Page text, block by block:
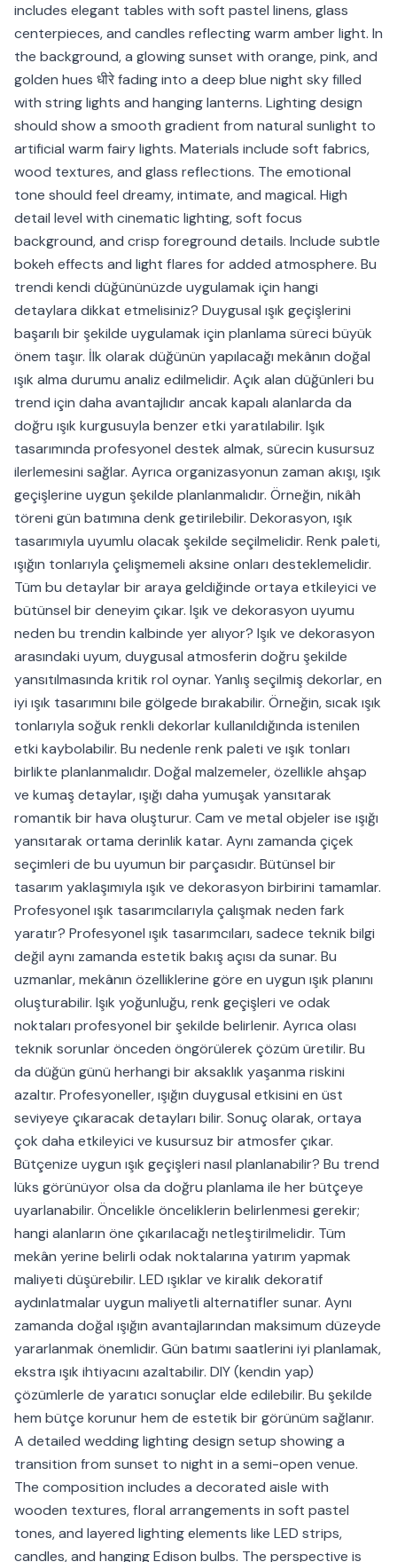
includes elegant tables with soft pastel linens, glass
centerpieces, and candles reflecting warm amber light. In
the background, a glowing sunset with orange, pink, and
golden hues धीरे fading into a deep blue night sky filled
with string lights and hanging lanterns. Lighting design
should show a smooth gradient from natural sunlight to
artificial warm fairy lights. Materials include soft fabrics,
wood textures, and glass reflections. The emotional
tone should feel dreamy, intimate, and magical. High
detail level with cinematic lighting, soft focus
background, and crisp foreground details. Include subtle
bokeh effects and light flares for added atmosphere. Bu
trendi kendi düğününüzde uygulamak için hangi
detaylara dikkat etmelisiniz? Duygusal ışık geçişlerini
başarılı bir şekilde uygulamak için planlama süreci büyük
önem taşır. İlk olarak düğünün yapılacağı mekânın doğal
ışık alma durumu analiz edilmelidir. Açık alan düğünleri bu
trend için daha avantajlıdır ancak kapalı alanlarda da
doğru ışık kurgusuyla benzer etki yaratılabilir. Işık
tasarımında profesyonel destek almak, sürecin kusursuz
ilerlemesini sağlar. Ayrıca organizasyonun zaman akışı, ışık
geçişlerine uygun şekilde planlanmalıdır. Örneğin, nikâh
töreni gün batımına denk getirilebilir. Dekorasyon, ışık
tasarımıyla uyumlu olacak şekilde seçilmelidir. Renk paleti,
ışığın tonlarıyla çelişmemeli aksine onları desteklemelidir.
Tüm bu detaylar bir araya geldiğinde ortaya etkileyici ve
bütünsel bir deneyim çıkar. Işık ve dekorasyon uyumu
neden bu trendin kalbinde yer alıyor? Işık ve dekorasyon
arasındaki uyum, duygusal atmosferin doğru şekilde
yansıtılmasında kritik rol oynar. Yanlış seçilmiş dekorlar, en
iyi ışık tasarımını bile gölgede bırakabilir. Örneğin, sıcak ışık
tonlarıyla soğuk renkli dekorlar kullanıldığında istenilen
etki kaybolabilir. Bu nedenle renk paleti ve ışık tonları
birlikte planlanmalıdır. Doğal malzemeler, özellikle ahşap
ve kumaş detaylar, ışığı daha yumuşak yansıtarak
romantik bir hava oluşturur. Cam ve metal objeler ise ışığı
yansıtarak ortama derinlik katar. Aynı zamanda çiçek
seçimleri de bu uyumun bir parçasıdır. Bütünsel bir
tasarım yaklaşımıyla ışık ve dekorasyon birbirini tamamlar.
Profesyonel ışık tasarımcılarıyla çalışmak neden fark
yaratır? Profesyonel ışık tasarımcıları, sadece teknik bilgi
değil aynı zamanda estetik bakış açısı da sunar. Bu
uzmanlar, mekânın özelliklerine göre en uygun ışık planını
oluşturabilir. Işık yoğunluğu, renk geçişleri ve odak
noktaları profesyonel bir şekilde belirlenir. Ayrıca olası
teknik sorunlar önceden öngörülerek çözüm üretilir. Bu
da düğün günü herhangi bir aksaklık yaşanma riskini
azaltır. Profesyoneller, ışığın duygusal etkisini en üst
seviyeye çıkaracak detayları bilir. Sonuç olarak, ortaya
çok daha etkileyici ve kusursuz bir atmosfer çıkar.
Bütçenize uygun ışık geçişleri nasıl planlanabilir? Bu trend
lüks görünüyor olsa da doğru planlama ile her bütçeye
uyarlanabilir. Öncelikle önceliklerin belirlenmesi gerekir;
hangi alanların öne çıkarılacağı netleştirilmelidir. Tüm
mekân yerine belirli odak noktalarına yatırım yapmak
maliyeti düşürebilir. LED ışıklar ve kiralık dekoratif
aydınlatmalar uygun maliyetli alternatifler sunar. Aynı
zamanda doğal ışığın avantajlarından maksimum düzeyde
yararlanmak önemlidir. Gün batımı saatlerini iyi planlamak,
ekstra ışık ihtiyacını azaltabilir. DIY (kendin yap)
çözümlerle de yaratıcı sonuçlar elde edilebilir. Bu şekilde
hem bütçe korunur hem de estetik bir görünüm sağlanır.
A detailed wedding lighting design setup showing a
transition from sunset to night in a semi-open venue.
The composition includes a decorated aisle with
wooden textures, floral arrangements in soft pastel
tones, and layered lighting elements like LED strips,
candles, and hanging Edison bulbs. The perspective is